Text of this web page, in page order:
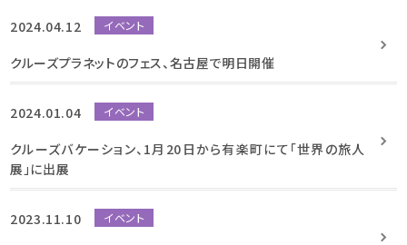
2024.04.12 イベント
クルーズプラネットのフェス、名古屋で明日開催
2024.01.04 イベント
クルーズバケーション、1月20日から有楽町にて「世界の旅人
展」に出展
2023.11.10 イベント